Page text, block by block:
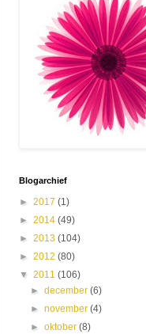
Blogarchief
► 2017 (1)
► 2014 (49)
► 2013 (104)
► 2012 (80)
▼ 2011 (106)
►december(6)
►november(4)
►oktober(8)